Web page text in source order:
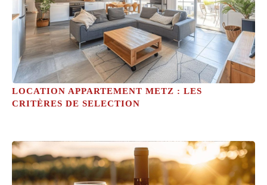
LOCATION APPARTEMENT METZ : LES
CRITÈRES DE SELECTION